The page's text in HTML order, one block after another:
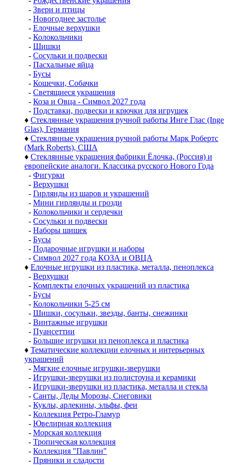
- Звери и птицы
- Новогоднее застолье
- Елочные верхушки
- Колокольчики
- Шишки
- Сосульки и подвески
- Пасхальные яйца
- Бусы
- Кошечки, Собачки
- Светящиеся украшения
- Коза и Овца - Символ 2027 года
- Подставки, подвески и крючки для игрушек
♦ Стеклянные украшения ручной работы Инге Глас (Inge
Glas), Германия
♦ Стеклянные украшения ручной работы Марк Робертс
(Mark Roberts), США
♦ Стеклянные украшения фабрики Ёлочка, (Россия) и
европейские аналоги. Классика русского Нового Года
- Фигурки
- Верхушки
- Гирлянды из шаров и украшений
- Мини гирлянды и грозди
- Колокольчики и сердечки
- Сосульки и подвески
- Наборы шишек
- Бусы
- Подарочные игрушки и наборы
- Символ 2027 года КОЗА и ОВЦА
♦ Елочные игрушки из пластика, металла, пеноплекса
- Верхушки
- Комплекты елочных украшений из пластика
- Бусы
- Колокольчики 5-25 см
- Шишки, сосульки, звезды, банты, снежинки
- Винтажные игрушки
- Пуансеттии
- Большие игрушки из пеноплекса и пластика
♦ Тематические коллекции елочных и интерьерных
украшений
- Мягкие елочные игрушки-зверушки
- Игрушки-зверушки из полистоуна и керамики
- Игрушки-зверушки из пластика, металла и стекла
- Санты, Деды Морозы, Снеговики
- Куклы, арлекины, эльфы, феи
- Коллекция Ретро-Гламур
- Ювелирная коллекция
- Морская коллекция
- Тропическая коллекция
- Коллекция "Павлин"
- Пряники и сладости